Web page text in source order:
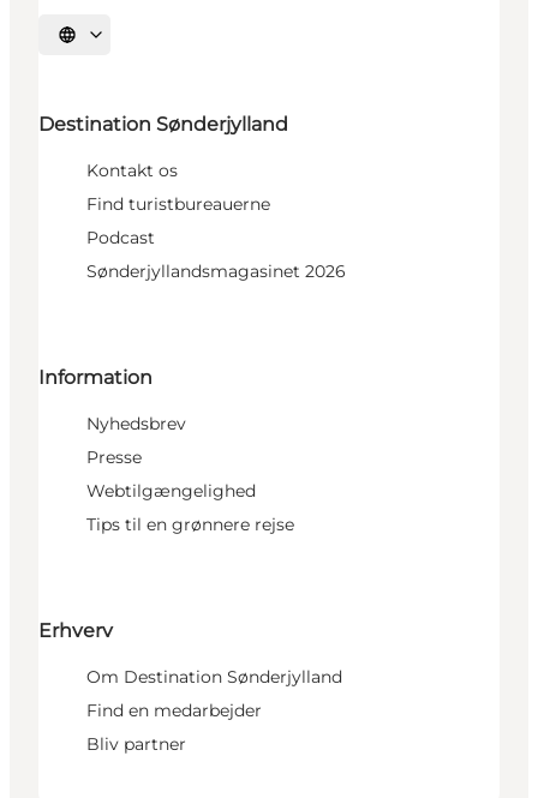
Vælg sprog
Destination Sønderjylland
Kontakt os
Find turistbureauerne
Podcast
Sønderjyllandsmagasinet 2026
Information
Nyhedsbrev
Presse
Webtilgængelighed
Tips til en grønnere rejse
Erhverv
Om Destination Sønderjylland
Find en medarbejder
Bliv partner